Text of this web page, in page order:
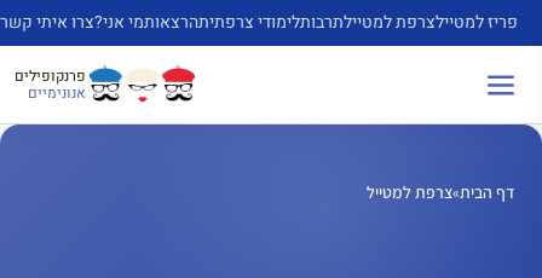
לדלג
לתוכן
פריז למטיילצרפת למטיילתרבותלימודי צרפתיתהרצאותמי אני?צרו איתי קשר
פרנקופילים
אנונימיים
דף הבית»צרפת למטייל